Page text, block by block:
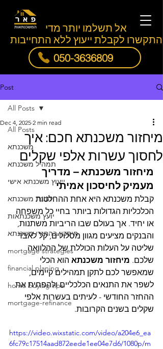
050-3636809
אל תשלמו יותר מדי
התקשרו לקבלת ייעוץ ללא התחייבות
Post
All Posts
משכנתא
תמהיל משכנתא
ייעוץ משכנתא אישי
הבנת משכנתא
יועץ משכנתאות
חיסכון בהחזרי משכנתא
mortgage strategies
financial planing
home buying tips
mortgage-refinance
All Posts
מיחזור משכנתא חכם: איך
לחסוך עשרות אלפי שקלים
Dec 4, 2025 2 min read
מיחזור משכנתא – מדריך
מעמיק לחיסכון אמיתי
קבלת משכנתא היא אחת ההחלטות
הכלכליות הגדולות ביותר בחיי כל משפחה
או יחיד. אך בעולם שבו הריביות משתנות,
והבנקים מציעים מגוון מסלולים, קל לאבד
שליטה על העלות הכוללת של ההלוואה
שלכם. מיחזור משכנתא הוא הכלי
שמאפשר לכם לתקן תמהילים קיימים,
לשפר את התנאים הכלכליים ולהפחית את
ההחזר החודשי - לעיתים בעשרות אלפי
שקלים בשנים הקרובות.
https://video.wixstatic.com/video/a204e6_ea
6fc79c17514aad872eede1ee04e7d6/1080p/m